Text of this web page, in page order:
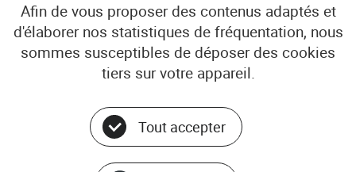
18, rue Jean Jaurès 29200 BREST
02 98 33 51 71
CONTACT
© ADEUPa
PLAN DU SITE
Afin de vous proposer des contenus adaptés et
d'élaborer nos statistiques de fréquentation, nous
sommes susceptibles de déposer des cookies
tiers sur votre appareil.
Tout accepter